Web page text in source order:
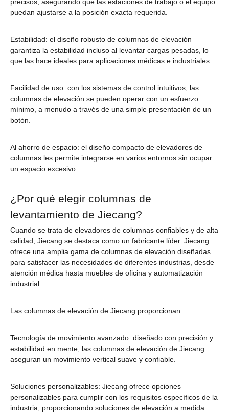
puedan ajustarse a la posición exacta requerida.
Estabilidad: el diseño robusto de columnas de elevación
garantiza la estabilidad incluso al levantar cargas pesadas, lo
que las hace ideales para aplicaciones médicas e industriales.
Facilidad de uso: con los sistemas de control intuitivos, las
columnas de elevación se pueden operar con un esfuerzo
mínimo, a menudo a través de una simple presentación de un
botón.
Al ahorro de espacio: el diseño compacto de elevadores de
columnas les permite integrarse en varios entornos sin ocupar
un espacio excesivo.
¿Por qué elegir columnas de
levantamiento de Jiecang?
Cuando se trata de elevadores de columnas confiables y de alta
calidad, Jiecang se destaca como un fabricante líder. Jiecang
ofrece una amplia gama de columnas de elevación diseñadas
para satisfacer las necesidades de diferentes industrias, desde
atención médica hasta muebles de oficina y automatización
industrial.
Las columnas de elevación de Jiecang proporcionan:
Tecnología de movimiento avanzado: diseñado con precisión y
estabilidad en mente, las columnas de elevación de Jiecang
aseguran un movimiento vertical suave y confiable.
Soluciones personalizables: Jiecang ofrece opciones
personalizables para cumplir con los requisitos específicos de la
industria, proporcionando soluciones de elevación a medida